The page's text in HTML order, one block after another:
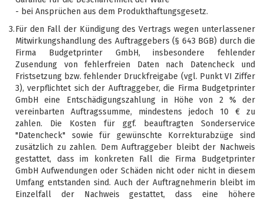
- bei Ansprüchen aus dem Produkthaftungsgesetz.
3.Für den Fall der Kündigung des Vertrags wegen unterlassener
Mitwirkungshandlung des Auftraggebers (§ 643 BGB) durch die
Firma Budgetprinter GmbH, insbesondere fehlender
Zusendung von fehlerfreien Daten nach Datencheck und
Fristsetzung bzw. fehlender Druckfreigabe (vgl. Punkt VI Ziffer
3), verpflichtet sich der Auftraggeber, die Firma Budgetprinter
GmbH eine Entschädigungszahlung in Höhe von 2 % der
vereinbarten Auftragssumme, mindestens jedoch 10 € zu
zahlen. Die Kosten für ggf. beauftragten Sonderservice
"Datencheck" sowie für gewünschte Korrekturabzüge sind
zusätzlich zu zahlen. Dem Auftraggeber bleibt der Nachweis
gestattet, dass im konkreten Fall die Firma Budgetprinter
GmbH Aufwendungen oder Schäden nicht oder nicht in diesem
Umfang entstanden sind. Auch der Auftragnehmerin bleibt im
Einzelfall der Nachweis gestattet, dass eine höhere